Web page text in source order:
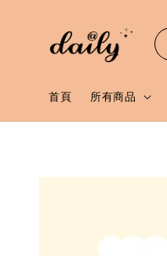
首頁 所有商品